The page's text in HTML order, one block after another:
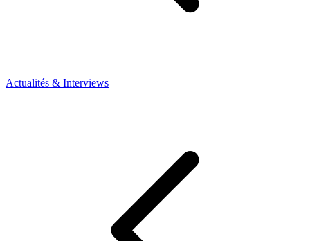
Actualités & Interviews